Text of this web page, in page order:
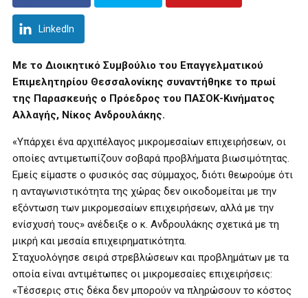
LinkedIn
Με το Διοικητικό Συμβούλιο του Επαγγελματικού
Επιμελητηρίου Θεσσαλονίκης συναντήθηκε το πρωί
της Παρασκευής ο Πρόεδρος του ΠΑΣΟΚ-Κινήματος
Αλλαγής, Νίκος Ανδρουλάκης.
«Υπάρχει ένα αρχιπέλαγος μικρομεσαίων επιχειρήσεων, οι
οποίες αντιμετωπίζουν σοβαρά προβλήματα βιωσιμότητας.
Εμείς είμαστε ο φυσικός σας σύμμαχος, διότι θεωρούμε ότι
η ανταγωνιστικότητα της χώρας δεν οικοδομείται με την
εξόντωση των μικρομεσαίων επιχειρήσεων, αλλά με την
ενίσχυσή τους» ανέδειξε ο κ. Ανδρουλάκης σχετικά με τη
μικρή και μεσαία επιχειρηματικότητα.
Σταχυολόγησε σειρά στρεβλώσεων και προβλημάτων με τα
οποία είναι αντιμέτωπες οι μικρομεσαίες επιχειρήσεις:
«Τέσσερις στις δέκα δεν μπορούν να πληρώσουν το κόστος